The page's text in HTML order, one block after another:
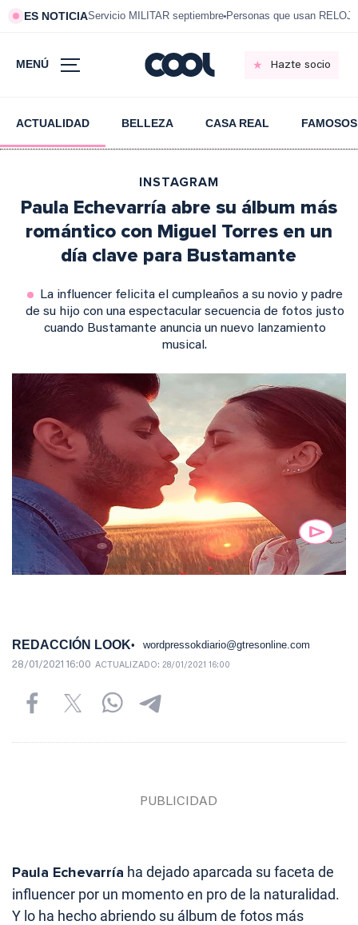
ES NOTICIAServicio MILITAR septiembre Personas que usan RELOJ
MENÚ Hazte socio
ACTUALIDAD BELLEZA CASA REAL FAMOSOS
INSTAGRAM
Paula Echevarría abre su álbum más
romántico con Miguel Torres en un
día clave para Bustamante
La influencer felicita el cumpleaños a su novio y padre
de su hijo con una espectacular secuencia de fotos justo
cuando Bustamante anuncia un nuevo lanzamiento
musical.
REDACCIÓN LOOK wordpressokdiario@gtresonline.com
28/01/2021 16:00 ACTUALIZADO: 28/01/2021 16:00
Paula Echevarría ha dejado aparcada su faceta de
influencer por un momento en pro de la naturalidad.
Y lo ha hecho abriendo su álbum de fotos más